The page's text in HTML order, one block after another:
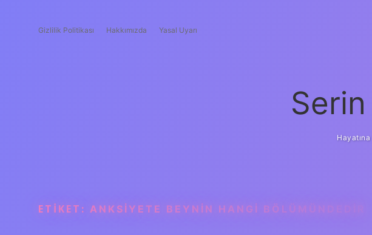
Gizlilik Politikası Hakkımızda Yasal Uyarı
Serin
ETIKET: ANKSIYETE BEYNIN HANGI BÖLÜMÜNDEDIR